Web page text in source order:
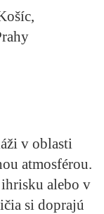
v oblasti
atmosférou.
alebo v
si doprajú